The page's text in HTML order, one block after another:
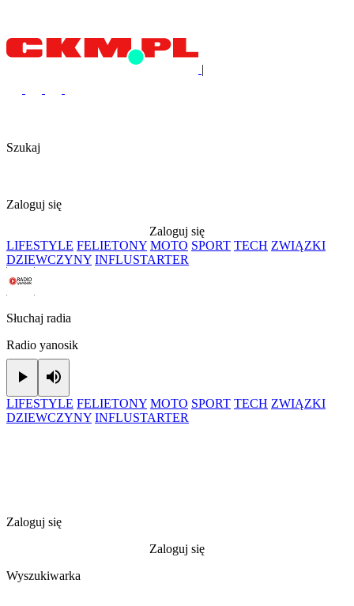
|
Szukaj
Zaloguj się
Zaloguj się
LIFESTYLE FELIETONY MOTO SPORT TECH ZWIĄZKI
DZIEWCZYNY INFLUSTARTER
Słuchaj radia
Radio yanosik
Play
LIFESTYLE FELIETONY MOTO SPORT TECH ZWIĄZKI
DZIEWCZYNY INFLUSTARTER
Zaloguj się
Zaloguj się
Wyszukiwarka